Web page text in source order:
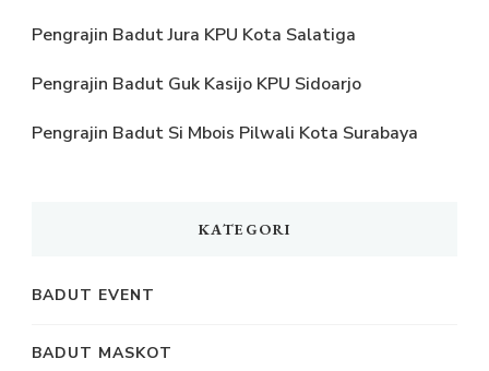
Pengrajin Badut Jura KPU Kota Salatiga
Pengrajin Badut Guk Kasijo KPU Sidoarjo
Pengrajin Badut Si Mbois Pilwali Kota Surabaya
KATEGORI
BADUT EVENT
BADUT MASKOT